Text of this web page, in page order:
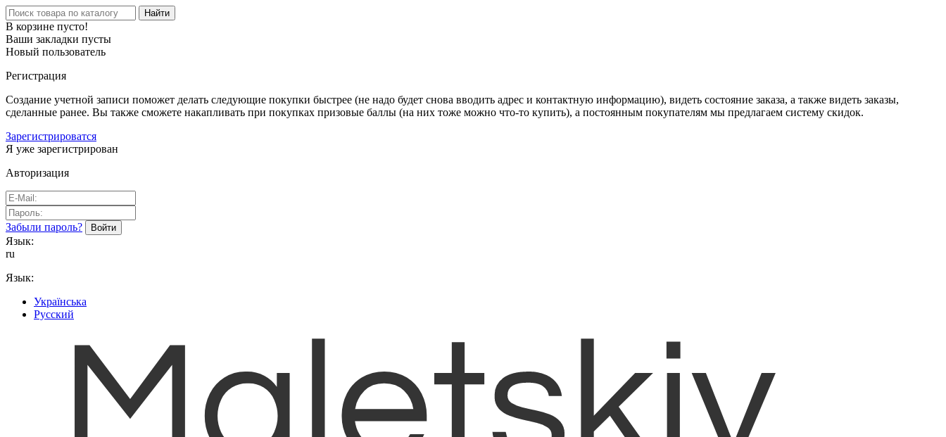
Найти
В корзине пусто!
Ваши закладки пусты
Новый пользователь
Регистрация
Создание учетной записи поможет делать следующие покупки быстрее (не надо будет снова вводить адрес и контактную информацию), видеть состояние заказа, а также видеть заказы,
сделанные ранее. Вы также сможете накапливать при покупках призовые баллы (на них тоже можно что-то купить), а постоянным покупателям мы предлагаем систему скидок.
Зарегистрироватся
Я уже зарегистрирован
Авторизация
Забыли пароль?
Язык:
ru
Язык:
Українська
Русский